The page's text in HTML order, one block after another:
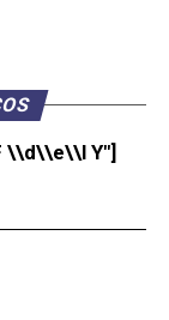
\\d\\e\\l Y"]